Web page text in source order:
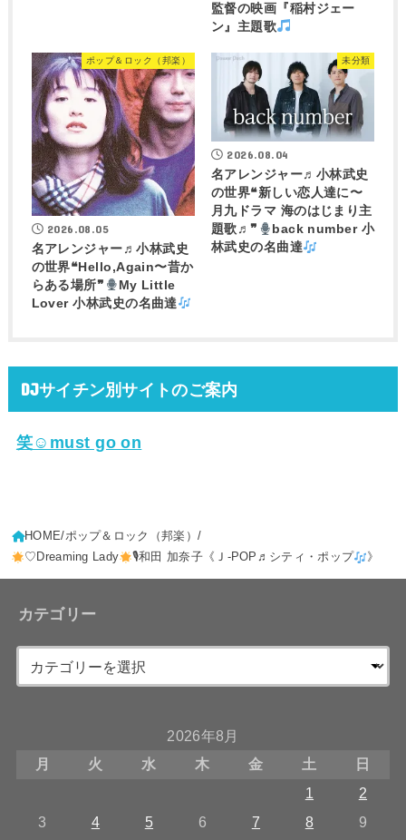
監督の映画『稲村ジェー
ン』主題歌
ポップ＆ロック（邦楽）
2026.08.05
名アレンジャー♬小林武史
の世界❝Hello,Again〜昔か
らある場所❞
My Little
Lover 小林武史の名曲達
未分類
2026.08.04
名アレンジャー♬ 小林武史
の世界❝新しい恋人達に〜
月九ドラマ 海のはじまり主
題歌♬❞
back number 小
林武史の名曲達
DJサイチン別サイトのご案内
笑☺must go on
HOME ポップ＆ロック（邦楽）
♡Dreaming Lady
🎙和田 加奈子《Ｊ-POP♬シティ・ポップ 》
カテゴリー
2026年8月
月
火 水 木 金 土
日
1
2
3
4 5 6 7 8 9